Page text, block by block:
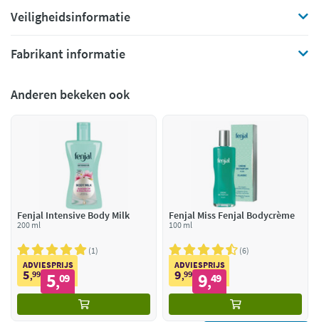
Veiligheidsinformatie
Fabrikant informatie
Anderen bekeken ook
Fenjal Intensive Body Milk
200 ml
1
ADVIESPRIJS
5,99 5,09
Fenjal Miss Fenjal Bodycrème
100 ml
6
ADVIESPRIJS
9,99 9,49